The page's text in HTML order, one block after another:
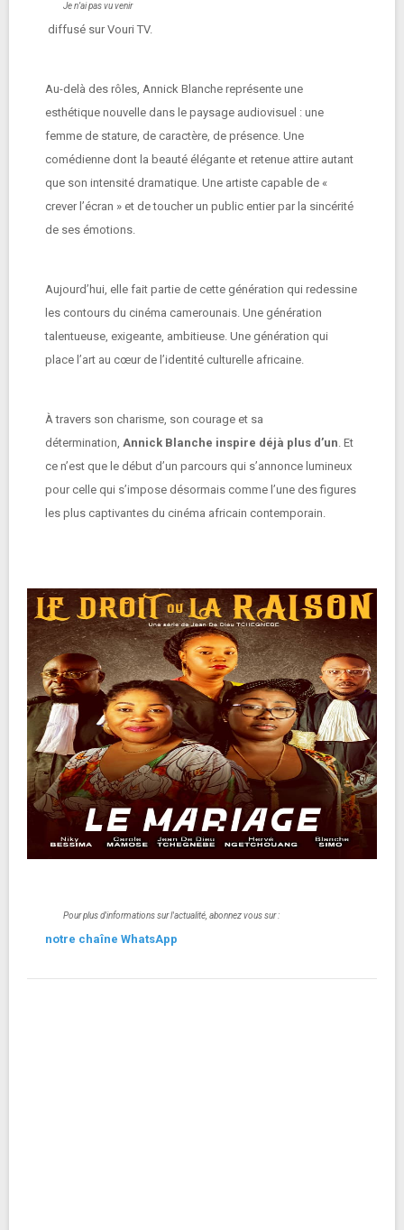
Je n’ai pas vu venir
diffusé sur Vouri TV.
Au-delà des rôles, Annick Blanche représente une
esthétique nouvelle dans le paysage audiovisuel : une
femme de stature, de caractère, de présence. Une
comédienne dont la beauté élégante et retenue attire autant
que son intensité dramatique. Une artiste capable de «
crever l’écran » et de toucher un public entier par la sincérité
de ses émotions.
Aujourd’hui, elle fait partie de cette génération qui redessine
les contours du cinéma camerounais. Une génération
talentueuse, exigeante, ambitieuse. Une génération qui
place l’art au cœur de l’identité culturelle africaine.
À travers son charisme, son courage et sa
détermination, Annick Blanche inspire déjà plus d’un. Et
ce n’est que le début d’un parcours qui s’annonce lumineux
pour celle qui s’impose désormais comme l’une des figures
les plus captivantes du cinéma africain contemporain.
Pour plus d'informations sur l'actualité, abonnez vous sur :
notre chaîne WhatsApp